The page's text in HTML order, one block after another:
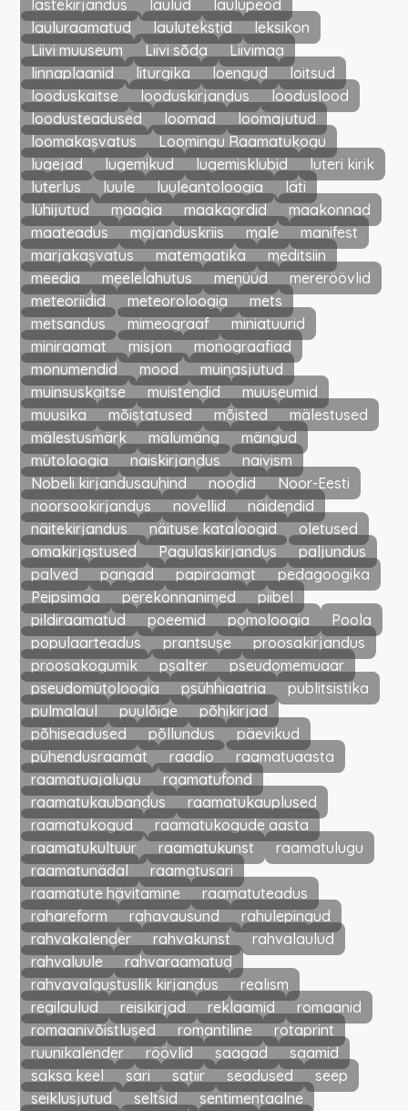
lastekirjandus
laulud
laulupeod
lauluraamatud
laulutekstid
leksikon
Liivi muuseum
Liivi sõda
Liivimaa
linnaplaanid
liturgika loengud
loitsud
looduskaitse
looduskirjandus
looduslood
loodusteadused
loomad
loomajutud
loomakasvatus
Loomingu Raamatukogu
lugejad
lugemikud lugemisklubid
luteri kirik
luterlus
luule luuleantoloogia
läti
lühijutud
maagia maakaardid
maakonnad
maateadus
majanduskriis male
manifest
marjakasvatus
matemaatika
meditsiin
meedia
meelelahutus menüüd
mereröövlid
meteoriidid
meteoroloogia
mets
metsandus
mimeograaf
miniatuurid
miniraamat
misjon
monograafiad
monumendid
mood
muinasjutud
muinsuskaitse
muistendid
muuseumid
muusika
mõistatused mõisted
mälestused
mälestusmärk
mälumäng
mängud
mütoloogia
naiskirjandus
naivism
Nobeli kirjandusauhind
noodid
Noor-Eesti
noorsookirjandus
novellid
näidendid
näitekirjandus
näituse kataloogid
oletused
omakirjastused
Pagulaskirjandus
paljundus
palved
pangad papiraamat
pedagoogika
Peipsimaa
perekonnanimed
piibel
pildiraamatud
poeemid pomoloogia
Poola
populaarteadus
prantsuse
proosakirjandus
proosakogumik
psalter
pseudomemuaar
pseudomütoloogia
psühhiaatria
publitsistika
pulmalaul
puulõige
põhikirjad
põhiseadused
põllundus
päevikud
pühendusraamat
raadio
raamatuaasta
raamatuajalugu
raamatufond
raamatukaubandus
raamatukauplused
raamatukogud
raamatukogude aasta
raamatukultuur
raamatukunst
raamatulugu
raamatunädal
raamatusari
raamatute hävitamine
raamatuteadus
rahareform
rahavausund
rahulepingud
rahvakalender
rahvakunst
rahvalaulud
rahvaluule
rahvaraamatud
rahvavalgustuslik kirjandus
realism
regilaulud
reisikirjad reklaamid
romaanid
romaanivõistlused
romantiline
rotaprint
ruunikalender
röövlid saagad
saamid
saksa keel
sari satiir seadused
seep
seiklusjutud
seltsid
sentimentaalne